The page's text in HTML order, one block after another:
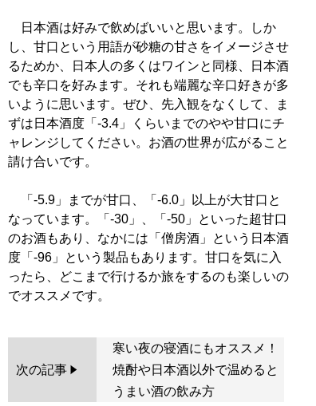
日本酒は好みで飲めばいいと思います。しか
し、甘口という用語が砂糖の甘さをイメージさせ
るためか、日本人の多くはワインと同様、日本酒
でも辛口を好みます。それも端麗な辛口好きが多
いように思います。ぜひ、先入観をなくして、ま
ずは日本酒度「-3.4」くらいまでのやや甘口にチ
ャレンジしてください。お酒の世界が広がること
請け合いです。
「-5.9」までが甘口、「-6.0」以上が大甘口と
なっています。「-30」、「-50」といった超甘口
のお酒もあり、なかには「僧房酒」という日本酒
度「-96」という製品もあります。甘口を気に入
ったら、どこまで行けるか旅をするのも楽しいの
次の記事
寒い夜の寝酒にもオススメ！
焼酎や日本酒以外で温めると
うまい酒の飲み方